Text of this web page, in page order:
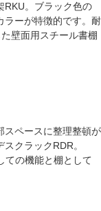
RKU。ブラック色の
ラーが特徴的です。耐
壁面用スチール書棚
スペースに整理整頓が
スクラックRDR。
ての機能と棚として